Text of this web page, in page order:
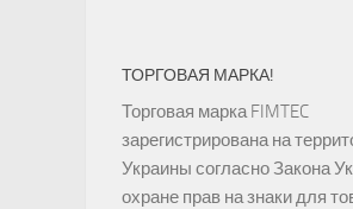
ТОРГОВАЯ МАРКА!
Торговая марка FIMTEC
зарегистрирована на
Украины согласно Закона
охране прав на знаки для